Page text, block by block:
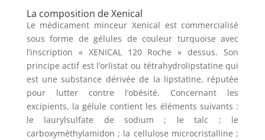
La composition de Xenical
Le médicament minceur Xenical est commercialisé
sous forme de gélules de couleur turquoise avec
l’inscription « XENICAL 120 Roche » dessus. Son
principe actif est l’orlistat ou tétrahydrolipstatine qui
est une substance dérivée de la lipstatine, réputée
pour lutter contre l’obésité. Concernant les
excipients, la gélule contient les éléments suivants :
le laurylsulfate de sodium ; le talc ; le
carboxyméthylamidon ; la cellulose microcristalline ;